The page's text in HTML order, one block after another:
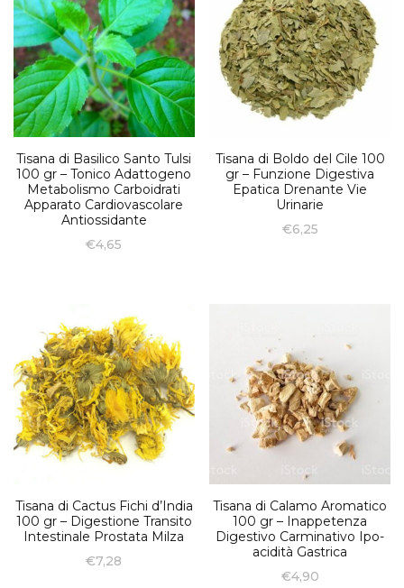
Tisana di Basilico Santo Tulsi
100 gr – Tonico Adattogeno
Metabolismo Carboidrati
Apparato Cardiovascolare
Antiossidante
€4,65
Tisana di Boldo del Cile 100
gr – Funzione Digestiva
Epatica Drenante Vie
Urinarie
€6,25
Tisana di Cactus Fichi d’India
100 gr – Digestione Transito
Intestinale Prostata Milza
€7,28
Tisana di Calamo Aromatico
100 gr – Inappetenza
Digestivo Carminativo Ipo-
acidità Gastrica
€4,90